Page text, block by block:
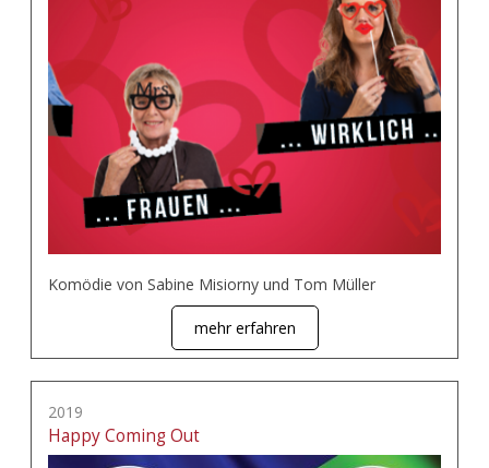
Komödie von Sabine Misiorny und Tom Müller
mehr erfahren
2019
Happy Coming Out